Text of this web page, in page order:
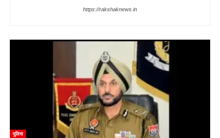
https://rakshaknews.in
पुलिस